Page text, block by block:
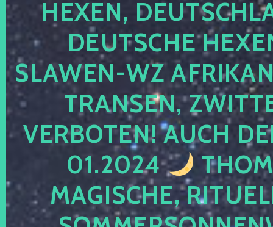
HEXEN,
DEUTSCHE
SLAWEN-WZ
TRANSEN,
VERBOTEN! AUCH
01.2024
MAGISCHE,